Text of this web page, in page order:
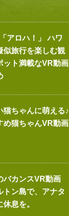
アロハ！」 ハワ
似旅行を楽しむ観
ット満載なVR動画
猫ちゃんに萌える♪
め猫ちゃんVR動画
バカンスVR動画
トン島で、アナタ
息を。